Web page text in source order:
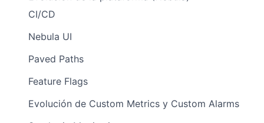
CI/CD
Nebula UI
Paved Paths
Feature Flags
Evolución de Custom Metrics y Custom Alarms